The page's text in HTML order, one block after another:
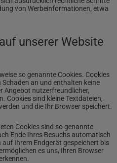
von Werbeinformationen, etwa
unserer Website
so genannte Cookies. Cookies
an und enthalten keine
Angebot nutzerfreundlicher,
Cookies sind kleine Textdateien,
und die Ihr Browser speichert.
Cookies sind so genannte
Ende Ihres Besuchs automatisch
Ihrem Endgerät gespeichert bis
es uns, Ihren Browser